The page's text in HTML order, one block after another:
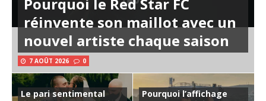
réinvente son maillot avec un
nouvel artiste chaque saison
7 AOÛT 2026 0
Le pari sentimental
Pourquoi l’affichage